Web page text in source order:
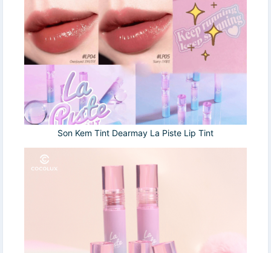
Son Kem Tint Dearmay La Piste Lip Tint